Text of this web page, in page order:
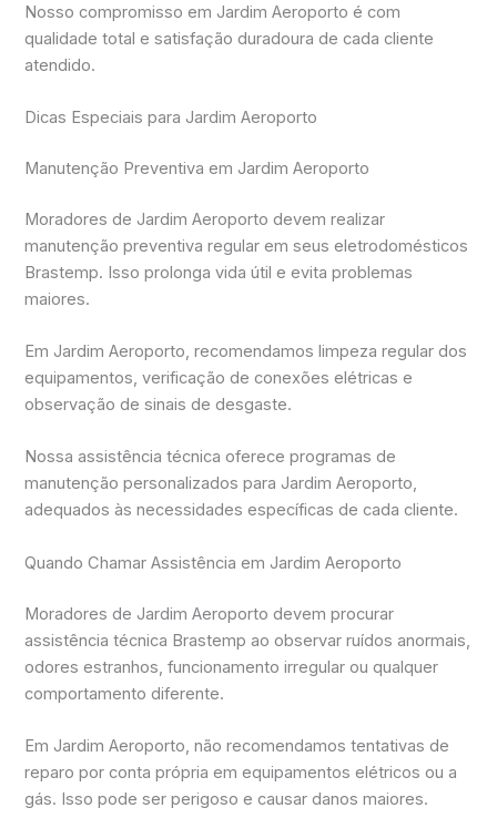
Nosso compromisso em Jardim Aeroporto é com
qualidade total e satisfação duradoura de cada cliente
atendido.
Dicas Especiais para Jardim Aeroporto
Manutenção Preventiva em Jardim Aeroporto
Moradores de Jardim Aeroporto devem realizar
manutenção preventiva regular em seus eletrodomésticos
Brastemp. Isso prolonga vida útil e evita problemas
maiores.
Em Jardim Aeroporto, recomendamos limpeza regular dos
equipamentos, verificação de conexões elétricas e
observação de sinais de desgaste.
Nossa assistência técnica oferece programas de
manutenção personalizados para Jardim Aeroporto,
adequados às necessidades específicas de cada cliente.
Quando Chamar Assistência em Jardim Aeroporto
Moradores de Jardim Aeroporto devem procurar
assistência técnica Brastemp ao observar ruídos anormais,
odores estranhos, funcionamento irregular ou qualquer
comportamento diferente.
Em Jardim Aeroporto, não recomendamos tentativas de
reparo por conta própria em equipamentos elétricos ou a
gás. Isso pode ser perigoso e causar danos maiores.